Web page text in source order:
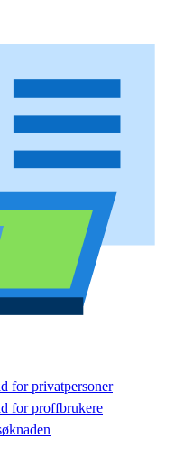
for privatpersoner
for proffbrukere